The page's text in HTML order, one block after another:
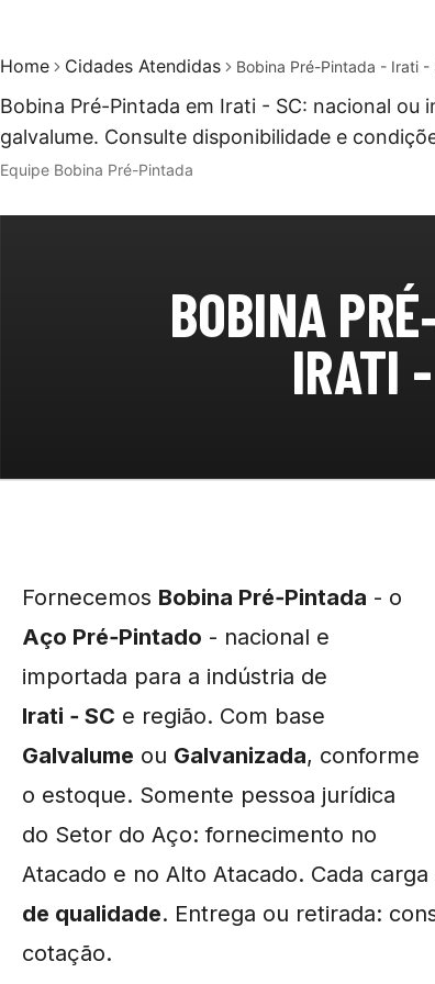
Home Cidades Atendidas Bobina Pré-Pintada - Irati -
Bobina Pré-Pintada em Irati - SC: nacional ou
galvalume. Consulte disponibilidade e
Equipe Bobina Pré-Pintada
BOBINA
IRATI
Fornecemos Bobina Pré‑Pintada - o
Aço Pré‑Pintado - nacional e
importada para a indústria de
Irati ‑ SC e região. Com base
Galvalume ou Galvanizada, conforme
o estoque. Somente pessoa jurídica
do Setor do Aço: fornecimento no
Atacado e no Alto Atacado. Cada
de qualidade. Entrega ou retirada:
cotação.